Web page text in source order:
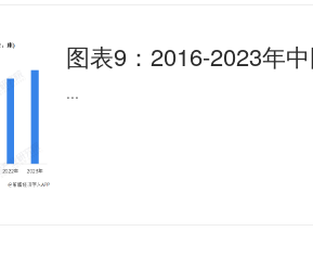
图表9：2016-2023年
...